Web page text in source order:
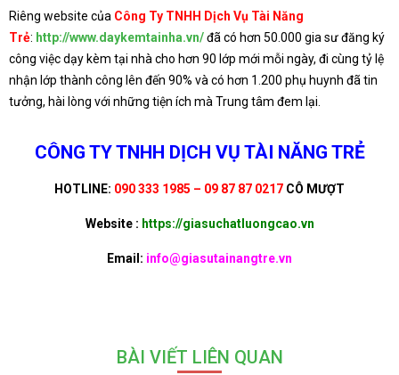
Riêng website của Công Ty TNHH Dịch Vụ Tài Năng
Trẻ: http://www.daykemtainha.vn/đã có hơn 50.000 gia sư đăng ký
công việc dạy kèm tại nhà cho hơn 90 lớp mới mỗi ngày, đi cùng tỷ lệ
nhận lớp thành công lên đến 90% và có hơn 1.200 phụ huynh đã tin
tưởng, hài lòng với những tiện ích mà Trung tâm đem lại.
CÔNG TY TNHH DỊCH VỤ TÀI NĂNG TRẺ
HOTLINE: 090 333 1985 – 09 87 87 0217 CÔ MƯỢT
Website : https://giasuchatluongcao.vn
Email: info@giasutainangtre.vn
BÀI VIẾT LIÊN QUAN